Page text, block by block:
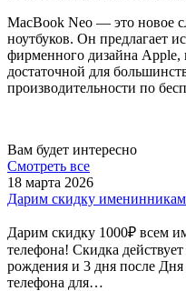
MacBook Neo — это новое
ноутбуков. Он предлагает
фирменного дизайна Apple,
достаточной для
производительности по
Вам будет интересно
Смотреть все
18 марта 2026
Дарим скидку именинникам
Дарим скидку 1000₽ всем
телефона! Скидка
рождения и 3 дня после
телефона для…